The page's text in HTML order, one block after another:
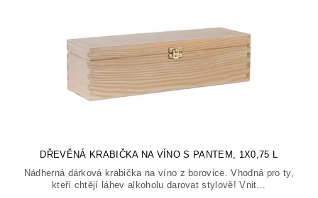
DŘEVĚNÁ KRABIČKA NA VÍNO S PANTEM, 1X0,75 L
Nádherná dárková krabička na víno z borovice. Vhodná pro ty,
kteří chtějí láhev alkoholu darovat stylově! Vnit...